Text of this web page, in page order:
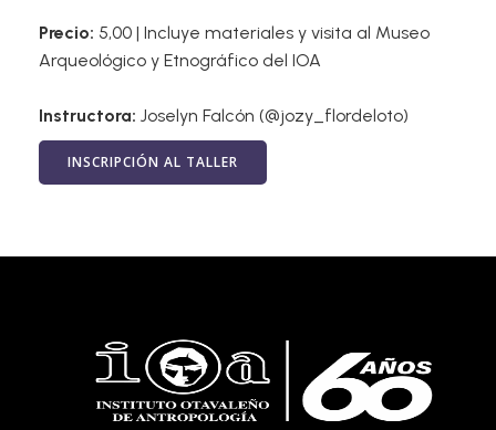
Precio: 5,00 | Incluye materiales y visita al Museo
Arqueológico y Etnográfico del IOA
Instructora: Joselyn Falcón (@jozy_flordeloto)
INSCRIPCIÓN AL TALLER